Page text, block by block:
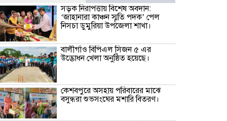
সড়ক নিরাপত্তায় বিশেষ অবদান:
‘জাহানারা কাঞ্চন স্মৃতি পদক’ পেল
নিসচা ডুমুরিয়া উপজেলা শাখা।
বালীগাঁও বিপিএল সিজন ৫ এর
উদ্ভোধন খেলা অনুষ্ঠিত হয়েছে।
কেশবপুরে অসহায় পরিবারের মাঝে
বসুন্ধরা শুভসংঘের মশারি বিতরণ।